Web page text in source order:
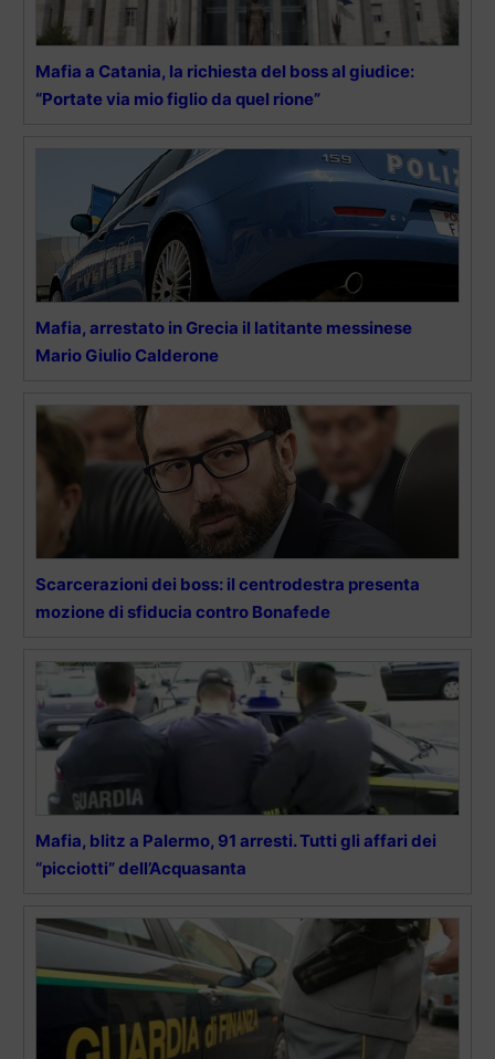
Mafia a Catania, la richiesta del boss al giudice:
“Portate via mio figlio da quel rione”
Mafia, arrestato in Grecia il latitante messinese
Mario Giulio Calderone
Scarcerazioni dei boss: il centrodestra presenta
mozione di sfiducia contro Bonafede
Mafia, blitz a Palermo, 91 arresti. Tutti gli affari dei
“picciotti” dell’Acquasanta